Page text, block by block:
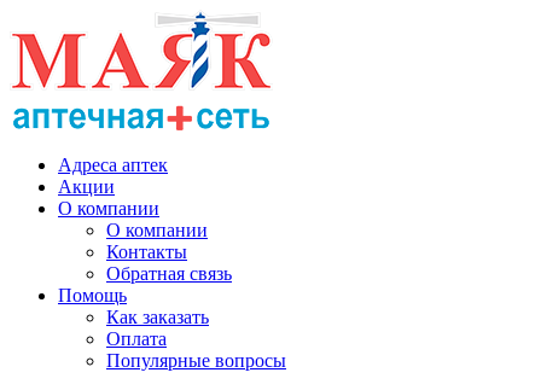
Адреса аптек
Акции
О компании
О компании
Контакты
Обратная связь
Помощь
Как заказать
Оплата
Популярные вопросы